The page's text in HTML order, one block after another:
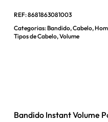
REF:8681863081003
Categorias:Bandido,Cabelo,
Tipos de Cabelo,Volume
Bandido Instant Volume